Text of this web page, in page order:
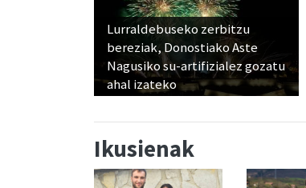
Lurraldebuseko zerbitzu
bereziak, Donostiako Aste
Nagusiko su-artifizialez gozatu
ahal izateko
Ikusienak